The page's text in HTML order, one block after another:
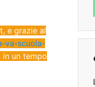
e grazie al
va-scuola-
un tempo